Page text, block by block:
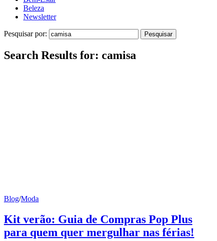
Beleza
Newsletter
Pesquisar por:
Search Results for: camisa
Blog/Moda
Kit verão: Guia de Compras Pop Plus
para quem quer mergulhar nas férias!